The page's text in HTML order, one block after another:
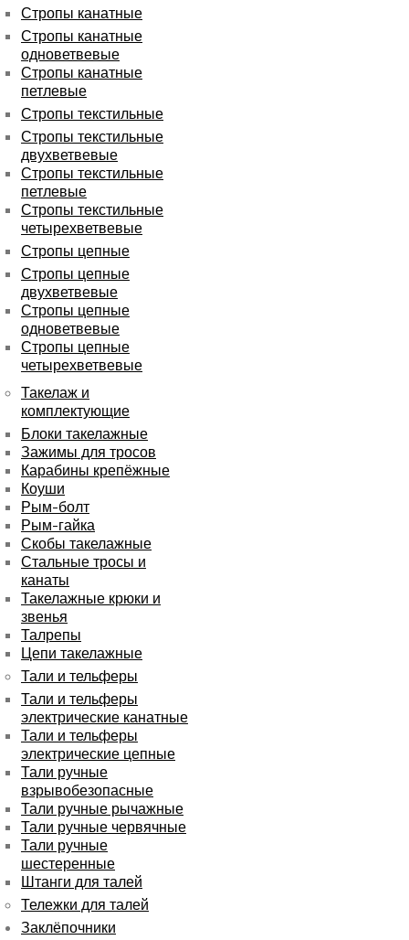
Стропы канатные
Стропы канатные
одноветвевые
Стропы канатные
петлевые
Стропы текстильные
Стропы текстильные
двухветвевые
Стропы текстильные
петлевые
Стропы текстильные
четырехветвевые
Стропы цепные
Стропы цепные
двухветвевые
Стропы цепные
одноветвевые
Стропы цепные
четырехветвевые
Такелаж и
комплектующие
Блоки такелажные
Зажимы для тросов
Карабины крепёжные
Коуши
Рым-болт
Рым-гайка
Скобы такелажные
Стальные тросы и
канаты
Такелажные крюки и
звенья
Талрепы
Цепи такелажные
Тали и тельферы
Тали и тельферы
электрические канатные
Тали и тельферы
электрические цепные
Тали ручные
взрывобезопасные
Тали ручные рычажные
Тали ручные червячные
Тали ручные
шестеренные
Штанги для талей
Тележки для талей
Заклёпочники